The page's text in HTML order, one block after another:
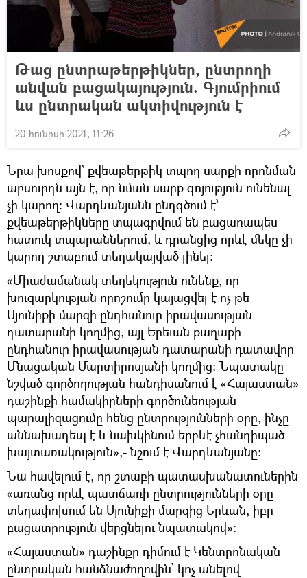
Թաց ընտրաթերթիկներ, ընտրողի
անվան բացակայություն. Գյումրիում
ևս ընտրական ակտիվություն է
20 հունիսի 2021, 11:26
Նրա խոսքով՝ քվեաթերթիկ տպող սարքի որոնման
աբսուրդն այն է, որ նման սարք գոյություն ունենալ
չի կարող։ Վարդևանյանն ընդգծում է՝
քվեաթերթիկները տպագրվում են բացառապես
հատուկ տպարաններում, և դրանցից որևէ մեկը չի
կարող շտաբում տեղակայված լինել:
«Միաժամանակ տեղեկություն ունենք, որ
խուզարկության որոշումը կայացվել է ոչ թե
Սյունիքի մարզի ընդհանուր իրավասության
դատարանի կողմից, այլ Երեւան քաղաքի
ընդհանուր իրավասության դատարանի դատավոր
Մնացական Մարտիրոսյանի կողմից: Նպատակը
նշված գործողության հանդիսանում է «Հայաստան»
դաշինքի համակիրների գործունեության
պարալիզացումը հենց ընտրությունների օրը, ինչը
աննախադեպ է և նախկինում երբևէ չհանդիպած
խայտառակություն»,- նշում է Վարդևանյանը։
Նա հավելում է, որ շտաբի պատասխանատուներին
«առանց որևէ պատճառի ընտրությունների օրը
տեղափոխում են Սյունիքի մարզից Երևան, իբր
բացատրություն վերցնելու նպատակով»:
«Հայաստան» դաշինքը դիմում է Կենտրոնական
ընտրական հանձնաժողովին՝ կոչ անելով